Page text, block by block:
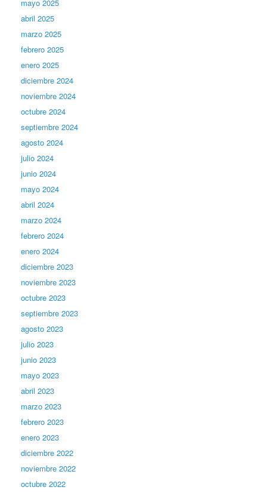
mayo 2025
abril 2025
marzo 2025
febrero 2025
enero 2025
diciembre 2024
noviembre 2024
octubre 2024
septiembre 2024
agosto 2024
julio 2024
junio 2024
mayo 2024
abril 2024
marzo 2024
febrero 2024
enero 2024
diciembre 2023
noviembre 2023
octubre 2023
septiembre 2023
agosto 2023
julio 2023
junio 2023
mayo 2023
abril 2023
marzo 2023
febrero 2023
enero 2023
diciembre 2022
noviembre 2022
octubre 2022